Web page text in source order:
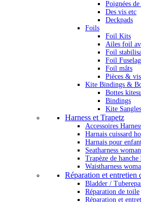
Poignées
Des vis etc
Deckpads
Foils
Foil Kits
Ailes foil
Foil
Foil
Foil mâts
Pièces &
Kite Bindings &
Bottes
Bindings
Kite
Harness et Trapetz
Accessoires
Harnais cuissard
Harnais pour
Seatharness woman
Trapèze de hanche
Waistharness
Réparation et entretien
Bladder /
Réparation de toile
Réparation et